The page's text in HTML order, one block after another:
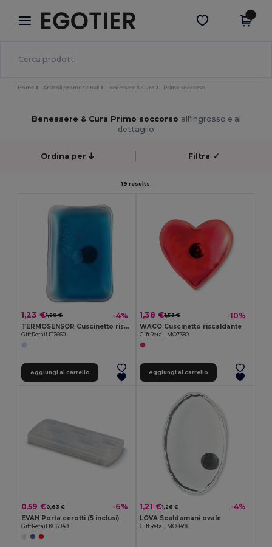
× App Egotier
Prezzi migliori sull'app!
Scarica app
Home Articoli promozionali Benessere & Cura Primo soccorso
Benessere & Cura Primo soccorso all'ingrosso e al
dettaglio
Ordina per Filtra ✓
19 results.
1,23 €1,28 € -4%
TERMOSENSOR Cuscinetto riscaldante
GiftRetail IT2660
Aggiungi al carrello
1,38 €1,53 € -10%
WACO Cuscinetto riscaldante
GiftRetail MO7380
Aggiungi al carrello
0,59 €0,63 € -6%
EVAN Porta cerotti (5 inclusi)
GiftRetail KC6949
1,21 €1,26 € -4%
LOVA Scaldamani ovale
GiftRetail MO8496